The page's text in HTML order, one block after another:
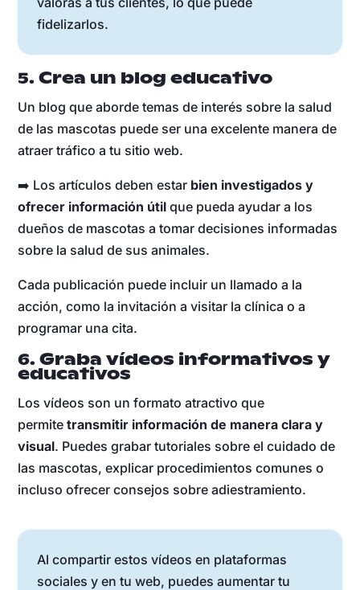
fidelizarlos.
5. Crea un blog educativo
Un blog que aborde temas de interés sobre la salud
de las mascotas puede ser una excelente manera de
atraer tráfico a tu sitio web.
➡️ Los artículos deben estar bien investigados y
ofrecer información útilque pueda ayudar a los
dueños de mascotas a tomar decisiones informadas
sobre la salud de sus animales.
Cada publicación puede incluir un llamado a la
acción, como la invitación a visitar la clínica o a
programar una cita.
6. Graba vídeos informativos y
educativos
Los vídeos son un formato atractivo que
permitetransmitir información de manera clara y
visual. Puedes grabar tutoriales sobre el cuidado de
las mascotas, explicar procedimientos comunes o
incluso ofrecer consejos sobre adiestramiento.
Al compartir estos vídeos en plataformas
sociales y en tu web, puedes aumentar tu